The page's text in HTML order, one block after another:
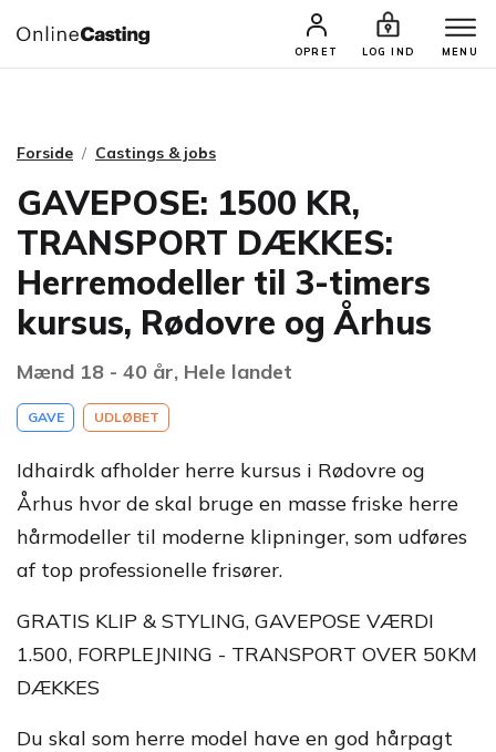
OPRET LOG IND MENU
CASTINGS & JOBS SØG PROFIL
Forside Castings & jobs
GAVEPOSE: 1500 KR,
TRANSPORT DÆKKES:
Herremodeller til 3-timers
kursus, Rødovre og Århus
Mænd 18 - 40 år, Hele landet
GAVE UDLØBET
Idhairdk afholder herre kursus i Rødovre og
Århus hvor de skal bruge en masse friske herre
hårmodeller til moderne klipninger, som udføres
af top professionelle frisører.
GRATIS KLIP & STYLING, GAVEPOSE VÆRDI
1.500, FORPLEJNING - TRANSPORT OVER 50KM
DÆKKES
Du skal som herre model have en god hårpagt